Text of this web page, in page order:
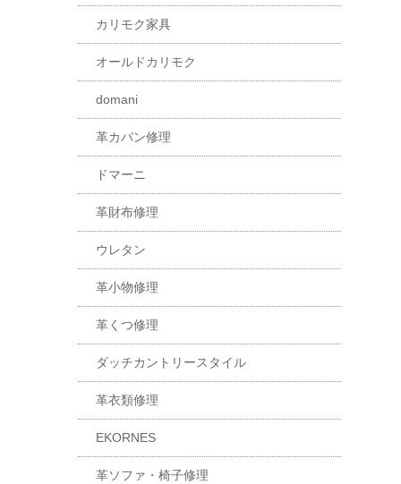
カリモク家具
オールドカリモク
domani
革カバン修理
ドマーニ
革財布修理
ウレタン
革小物修理
革くつ修理
ダッチカントリースタイル
革衣類修理
EKORNES
革ソファ・椅子修理